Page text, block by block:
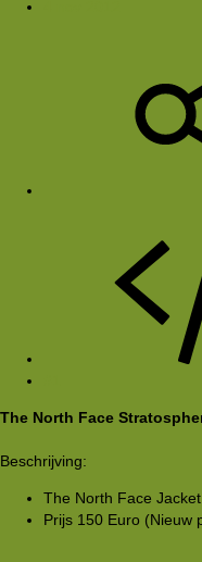
The North Face
Beschrijving:
The North Face
Prijs 150 Euro (Nieuw